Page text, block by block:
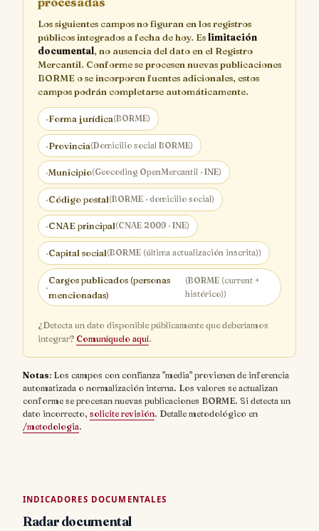
Los siguientes campos no figuran en los registros
públicos integrados a fecha de hoy. Eslimitación
documental, no ausencia del dato en el Registro
Mercantil. Conforme se procesen nuevas publicaciones
BORME o se incorporen fuentes adicionales, estos
campos podrán completarse automáticamente.
·Forma jurídica(BORME)
·Provincia(Domicilio social BORME)
·Municipio(Geocoding OpenMercantil · INE)
·Código postal(BORME · domicilio social)
·CNAE principal(CNAE 2009 · INE)
·Capital social(BORME (última actualización inscrita))
·
Cargos publicados (personas
mencionadas)
(BORME (current +
histórico))
¿Detecta un dato disponible públicamente que deberíamos
integrar? Comuníquelo aquí.
Notas: Los campos con confianza "media" provienen de inferencia
automatizada o normalización interna. Los valores se actualizan
conforme se procesan nuevas publicaciones BORME. Si detecta un
dato incorrecto, solicite revisión. Detalle metodológico en
/metodologia.
INDICADORES DOCUMENTALES
Radar documental